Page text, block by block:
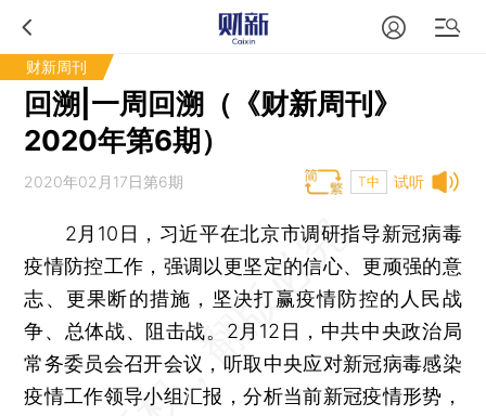
财新周刊
回溯|一周回溯（《财新周刊》
2020年第6期）
试听
2020年02月17日第6期 T中
2月10日，习近平在北京市调研指导新冠病毒
疫情防控工作，强调以更坚定的信心、更顽强的意
志、更果断的措施，坚决打赢疫情防控的人民战
争、总体战、阻击战。2月12日，中共中央政治局
常务委员会召开会议，听取中央应对新冠病毒感染
疫情工作领导小组汇报，分析当前新冠疫情形势，